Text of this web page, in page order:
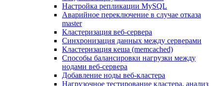
Настройка репликации MySQL
Аварийное переключение в случае отказа
master
Кластеризация веб-сервера
Синхронизация данных между серверами
Кластеризация кеша (memcached)
Способы балансировки нагрузки между
нодами веб-сервера
Добавление ноды веб-кластера
Нагрузочное тестирование кластера, анализ